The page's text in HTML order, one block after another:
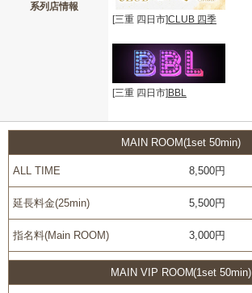
系列店情報
[三重 四日市]CLUB 四季
[三重 四日市]BBL
MAIN ROOM(1set 50min)
ALL TIME 8,500円
延長料金(25min) 5,500円
指名料(Main ROOM) 3,000円
MAIN VIP ROOM(1set 50min)